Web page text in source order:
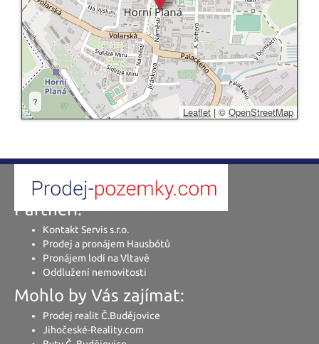
?
Leaflet | © OpenStreetMap
Partneři:
Kontakt Servis s.r.o.
Prodej a pronájem Hausbótů
Pronájem lodí na Vltavě
Oddlužení nemovitosti
Mohlo by Vás zajímat:
Prodej realit Č.Budějovice
Jihočeské-Reality.com